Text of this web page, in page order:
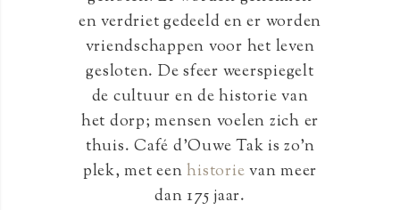
en verdriet gedeeld en er worden
vriendschappen voor het leven
gesloten. De sfeer weerspiegelt
de cultuur en de historie van
het dorp; mensen voelen zich er
thuis. Café d’Ouwe Tak is zo’n
plek, met eenhistorievan meer
dan 175 jaar.